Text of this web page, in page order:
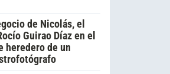
de Nicolás, el
Guirao Díaz en el
heredero de un